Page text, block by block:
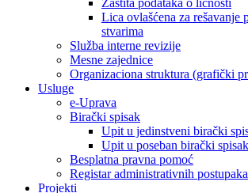
Zaštita podataka o ličnosti
Lica ovlašćena za rešavanje
stvarima
Služba interne revizije
Mesne zajednice
Organizaciona struktura (grafički
Usluge
e-Uprava
Birački spisak
Upit u jedinstveni birački
Upit u poseban birački
Besplatna pravna pomoć
Registar administrativnih postupaka
Projekti